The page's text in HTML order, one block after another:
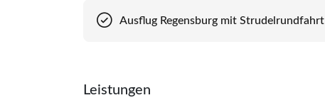
Ausflug Regensburg mit Strudelrundfahrt
Leistungen